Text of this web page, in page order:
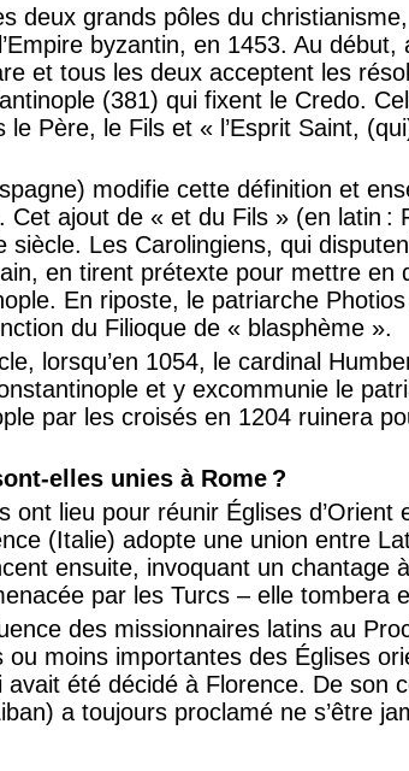
deux grands pôles du
byzantin, en 1453. Au début,
et tous les deux acceptent les
(381) qui fixent le Credo.
Père, le Fils et « l’Esprit Saint,
modifie cette définition et
Cet ajout de « et du Fils » (en latin :
siècle. Les Carolingiens, qui
en tirent prétexte pour mettre en
En riposte, le patriarche
du Filioque de « blasphème ».
lorsqu’en 1054, le cardinal
et y excommunie le
par les croisés en 1204 ruinera
elles unies à Rome ?
lieu pour réunir Églises d’Orient
(Italie) adopte une union entre
ensuite, invoquant un chantage
par les Turcs – elle tombera
des missionnaires latins au
moins importantes des Églises
été décidé à Florence. De son
a toujours proclamé ne s’être